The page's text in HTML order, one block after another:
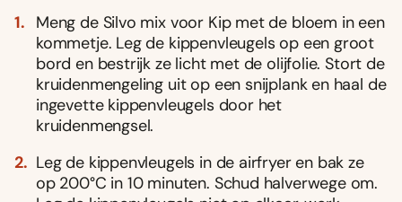
Meng de Silvo mix voor Kip met de bloem in een
kommetje. Leg de kippenvleugels op een groot
bord en bestrijk ze licht met de olijfolie. Stort de
kruidenmengeling uit op een snijplank en haal de
ingevette kippenvleugels door het
kruidenmengsel.
Leg de kippenvleugels in de airfryer en bak ze
op 200°C in 10 minuten. Schud halverwege om.